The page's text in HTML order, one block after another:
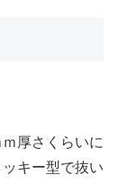
厚さくらいに
キー型で抜い